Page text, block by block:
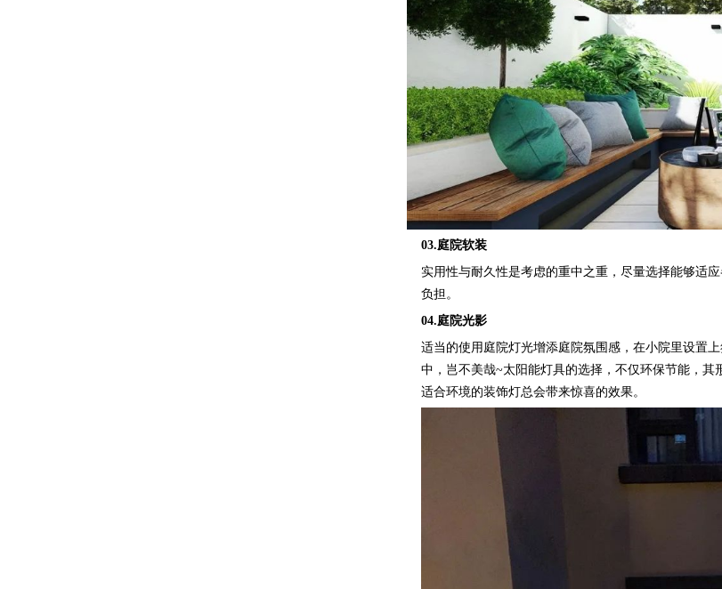
03.庭院软装
实用性与耐久性是考虑的重中之重，尽量选择能够适
负担。
04.庭院光影
适当的使用庭院灯光增添庭院氛围感，在小院里设置
中，岂不美哉~太阳能灯具的选择，不仅环保节能，其
适合环境的装饰灯总会带来惊喜的效果。